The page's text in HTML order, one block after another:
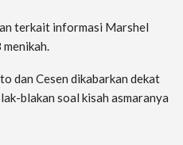
terkait informasi Marshel
dan Cesen dikabarkan dekat
blakan soal kisah asmaranya